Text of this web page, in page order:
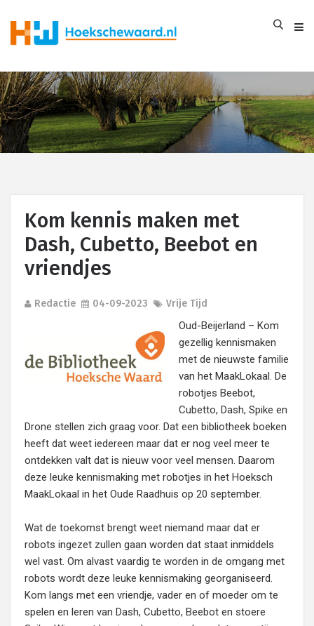
Kom kennis maken met
Dash, Cubetto, Beebot en
vriendjes
Redactie 04-09-2023 Vrije Tijd
Oud-Beijerland – Kom
gezellig kennismaken
met de nieuwste familie
van het MaakLokaal. De
robotjes Beebot,
Cubetto, Dash, Spike en
Drone stellen zich graag voor. Dat een bibliotheek boeken
heeft dat weet iedereen maar dat er nog veel meer te
ontdekken valt dat is nieuw voor veel mensen. Daarom
deze leuke kennismaking met robotjes in het Hoeksch
MaakLokaal in het Oude Raadhuis op 20 september.
Wat de toekomst brengt weet niemand maar dat er
robots ingezet zullen gaan worden dat staat inmiddels
wel vast. Om alvast vaardig te worden in de omgang met
robots wordt deze leuke kennismaking georganiseerd.
Kom langs met een vriendje, vader en of moeder om te
spelen en leren van Dash, Cubetto, Beebot en stoere